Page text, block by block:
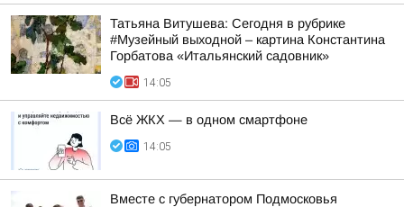
Татьяна Витушева: Сегодня в рубрике
#Музейный выходной – картина Константина
Горбатова «Итальянский садовник»
14:05
Всё ЖКХ — в одном смартфоне
14:05
Вместе с губернатором Подмосковья